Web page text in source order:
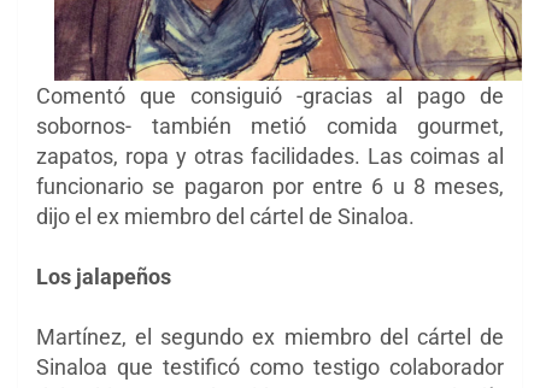
Comentó que consiguió -gracias al pago de
sobornos- también metió comida gourmet,
zapatos, ropa y otras facilidades. Las coimas al
funcionario se pagaron por entre 6 u 8 meses,
dijo el ex miembro del cártel de Sinaloa.
Los jalapeños
Martínez, el segundo ex miembro del cártel de
Sinaloa que testificó como testigo colaborador